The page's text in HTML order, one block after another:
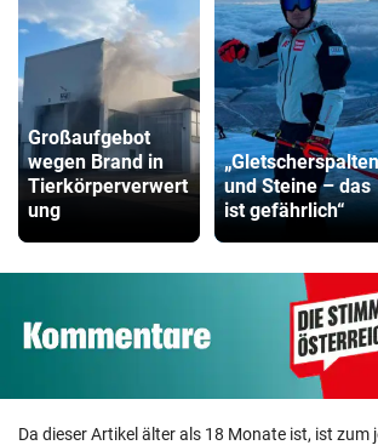
Großaufgebot
wegen Brand in
Tierkörperverwert
ung
„Gletscherspalten
und Steine – das
ist gefährlich“
Da dieser Artikel älter als 18 Monate ist, ist zum